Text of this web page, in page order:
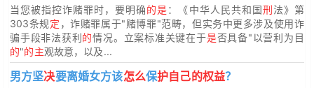
当您被指控诈赌罪时，要明确的是：《中华人民共和国刑法》第
303条规定 ，诈赌罪属于"赌博罪"范畴，但实务中更多涉及使用诈
骗手段非法获利的情况。立案标准关键在于是否具备"以营利为目
的"的主观故意，以及...
男方坚决要离婚女方该怎么保护自己的权益？